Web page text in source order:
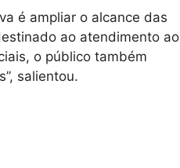
é ampliar o alcance das
ao atendimento ao
o público também
salientou.